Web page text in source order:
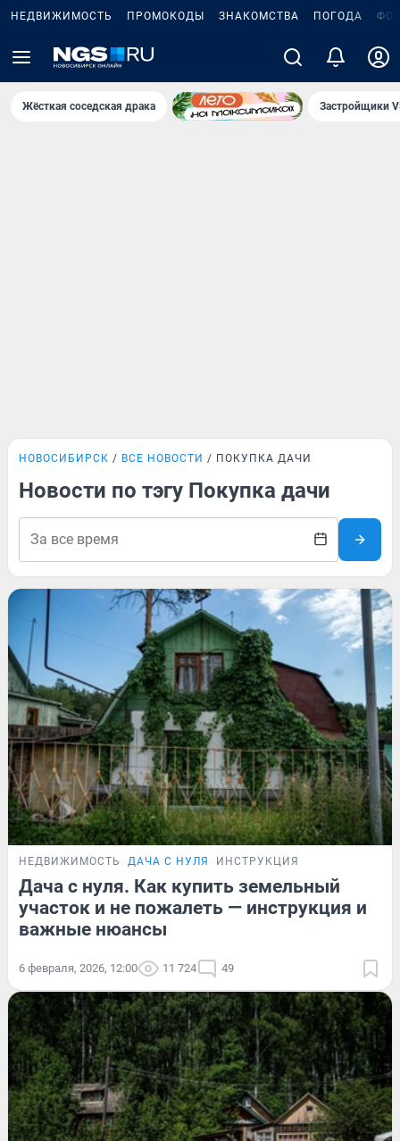
НЕДВИЖИМОСТЬ ПРОМОКОДЫ ЗНАКОМСТВА ПОГОДА
Жёсткая соседская драка Застройщики
НОВОСИБИРСК ВСЕ НОВОСТИ ПОКУПКА ДАЧИ
Новости по тэгу Покупка дачи
НЕДВИЖИМОСТЬ ДАЧА С НУЛЯ ИНСТРУКЦИЯ
Дача с нуля. Как купить земельный
участок и не пожалеть — инструкция и
важные нюансы
6 февраля, 2026, 12:00 11 724 49